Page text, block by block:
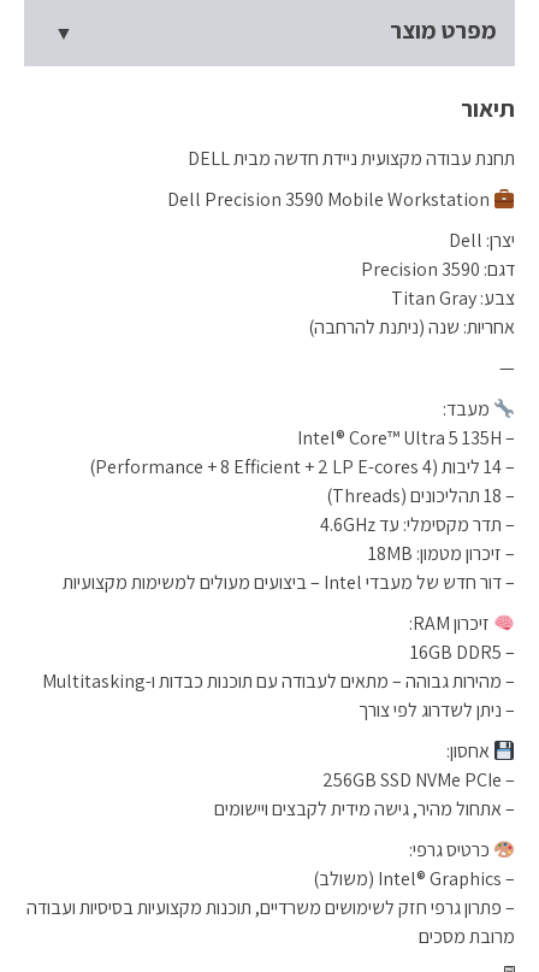
מפרט מוצר
תיאור
תחנת עבודה מקצועית ניידת חדשה מבית DELL
יצרן: Dell
דגם: Precision 3590
צבע: Titan Gray
אחריות: שנה (ניתנת להרחבה)
—
מעבד:
– Intel® Core™ Ultra 5 135H
– 14 ליבות (4 Performance + 8 Efficient + 2 LP E-cores)
– 18 תהליכונים (Threads)
– תדר מקסימלי: עד 4.6GHz
– זיכרון מטמון: 18MB
– דור חדש של מעבדי Intel – ביצועים מעולים למשימות מקצועיות
זיכרון RAM:
– 16GB DDR5
– מהירות גבוהה – מתאים לעבודה עם תוכנות כבדות ו-Multitasking
– ניתן לשדרוג לפי צורך
אחסון:
– 256GB SSD NVMe PCIe
– אתחול מהיר, גישה מידית לקבצים ויישומים
כרטיס גרפי:
– Intel® Graphics (משולב)
– פתרון גרפי חזק לשימושים משרדיים, תוכנות מקצועיות בסיסיות ועבודה
מרובת מסכים